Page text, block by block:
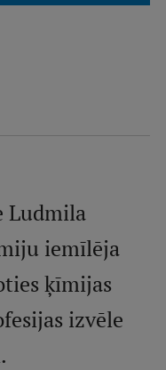
Ludmila
iemīlēja
ķīmijas
izvēle